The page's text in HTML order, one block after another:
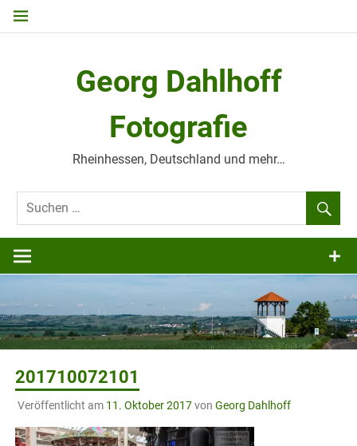
Zum
Georg Dahlhoff
Fotografie
Rheinhessen, Deutschland und mehr…
201710072101
Veröffentlicht am 11. Oktober 2017von Georg Dahlhoff